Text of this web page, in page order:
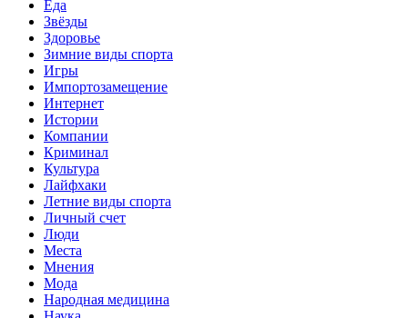
Еда
Звёзды
Здоровье
Зимние виды спорта
Игры
Импортозамещение
Интернет
Истории
Компании
Криминал
Культура
Лайфхаки
Летние виды спорта
Личный счет
Люди
Места
Мнения
Мода
Народная медицина